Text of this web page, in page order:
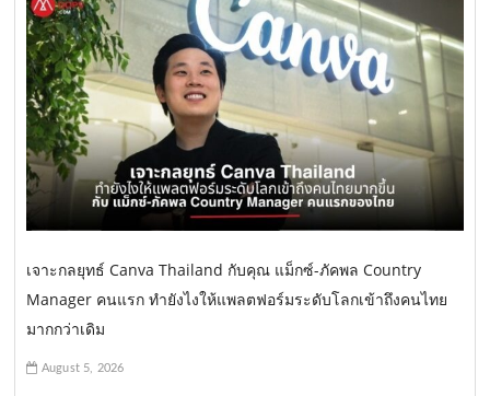
เจาะกลยุทธ์ Canva Thailand กับคุณ แม็กซ์-ภัคพล Country
Manager คนแรก ทำยังไงให้แพลตฟอร์มระดับโลกเข้าถึงคนไทย
มากกว่าเดิม
August 5, 2026